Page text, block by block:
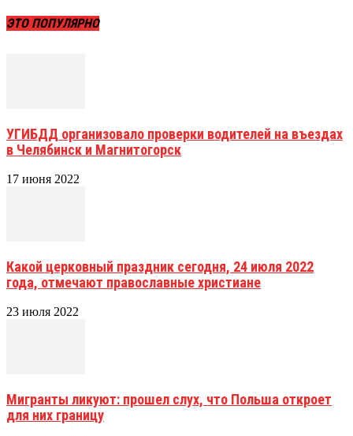
ЭТО ПОПУЛЯРНО
УГИБДД организовало проверки водителей на въездах
в Челябинск и Магнитогорск
17 июня 2022
Какой церковный праздник сегодня, 24 июля 2022
года, отмечают православные христиане
23 июля 2022
Мигранты ликуют: прошел слух, что Польша откроет
для них границу